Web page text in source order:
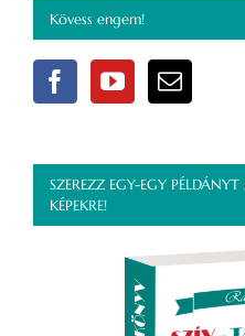
Kövess engem!
SZEREZZ EGY-EGY
KÉPEKRE!